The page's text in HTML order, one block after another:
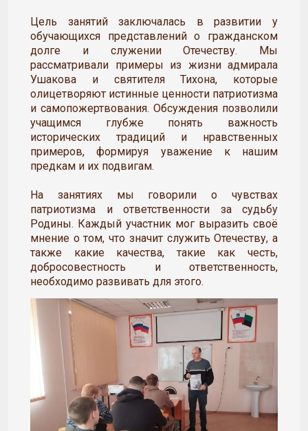
Цель занятий заключалась в развитии у
обучающихся представлений о гражданском
долге и служении Отечеству. Мы
рассматривали примеры из жизни адмирала
Ушакова и святителя Тихона, которые
олицетворяют истинные ценности патриотизма
и самопожертвования. Обсуждения позволили
учащимся глубже понять важность
исторических традиций и нравственных
примеров, формируя уважение к нашим
предкам и их подвигам.
На занятиях мы говорили о чувствах
патриотизма и ответственности за судьбу
Родины. Каждый участник мог выразить своё
мнение о том, что значит служить Отечеству, а
также какие качества, такие как честь,
добросовестность и ответственность,
необходимо развивать для этого.